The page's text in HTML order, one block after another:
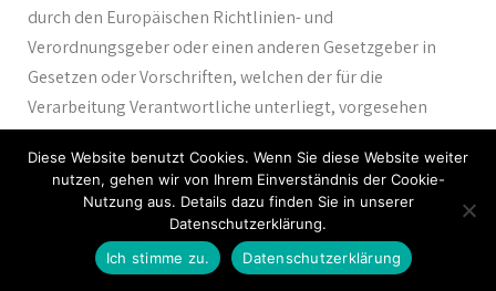
durch den Europäischen Richtlinien- und
Verordnungsgeber oder einen anderen Gesetzgeber in
Gesetzen oder Vorschriften, welchen der für die
Verarbeitung Verantwortliche unterliegt, vorgesehen
wurde.
Entfällt der Speicherungszweck oder läuft eine vom
Europäischen Richtlinien- und Verordnungsgeber oder
einem anderen zuständigen Gesetzgeber vorgeschriebene
Speicherfrist ab, werden die personenbezogenen Daten
Diese Website benutzt Cookies. Wenn Sie diese Website weiter
nutzen, gehen wir von Ihrem Einverständnis der Cookie-
Nutzung aus. Details dazu finden Sie in unserer
Datenschutzerklärung.
Ich stimme zu.
Datenschutzerklärung